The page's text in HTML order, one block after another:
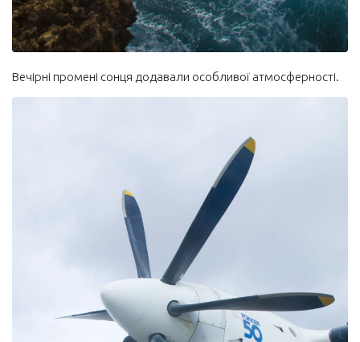
Вечірні промені сонця додавали особливої атмосферності.